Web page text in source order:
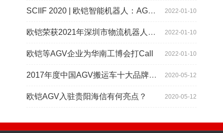
2022-01-10
SCIIF 2020 | 欧铠智能机器人：AGV自动化物流设备及系统
2022-01-10
欧铠荣获2021年深圳市物流机器人应用大赛创新项目奖
2022-01-10
欧铠等AGV企业为华南工博会打Call
2020-05-12
2017年度中国AGV搬运车十大品牌总评榜揭晓
2020-05-12
欧铠AGV入驻贵阳海信有何亮点？